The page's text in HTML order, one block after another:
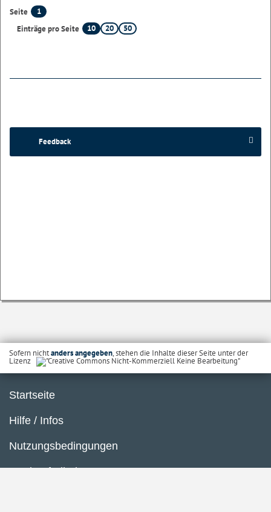
Seite
1
Einträge pro Seite
10 20 50
Feedback
Sofern nichtanders angegeben, stehen die Inhalte dieser Seite unter der
Lizenz
Startseite
Hilfe / Infos
Nutzungsbedingungen
Barrierefreiheit